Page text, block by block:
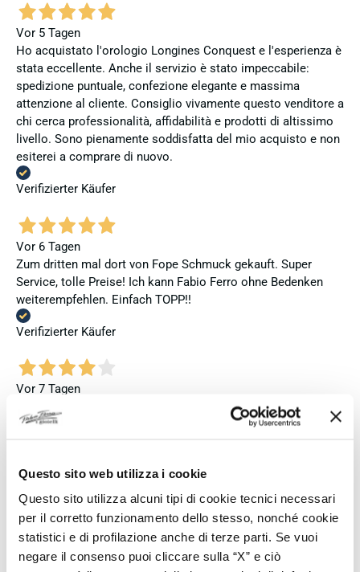
Questo sito web utilizza i cookie
Questo sito utilizza alcuni tipi di cookie tecnici necessari
per il corretto funzionamento dello stesso, nonché cookie
statistici e di profilazione anche di terze parti. Se vuoi
negare il consenso puoi cliccare sulla “X” e ciò
Vor 5 Tagen
Ho acquistato l'orologio Longines Conquest e l'esperienza è
stata eccellente. Anche il servizio è stato impeccabile:
spedizione puntuale, confezione elegante e massima
attenzione al cliente. Consiglio vivamente questo venditore a
chi cerca professionalità, affidabilità e prodotti di altissimo
livello. Sono pienamente soddisfatta del mio acquisto e non
esiterei a comprare di nuovo.
Verifizierter Käufer
Vor 6 Tagen
Zum dritten mal dort von Fope Schmuck gekauft. Super
Service, tolle Preise! Ich kann Fabio Ferro ohne Bedenken
weiterempfehlen. Einfach TOPP!!
Verifizierter Käufer
Vor 7 Tagen
Ich bin insgesamt mit meinem Kauf zufrieden. Die Uhr ist
neu, original und funktioniert einwandfrei. Besonders positiv
Seiko-Garantieschein. Der Versand war außerdem schnell.
Dennoch vergebe ich 4 statt 5 Sterne, da die Lieferung nicht
meinen Erwartungen an einen autorisierten Seiko-Händler
entsprach. Die Uhr kam ohne die üblichen Schutzfolien am
Armband, die Originalverpackung entsprach nicht der
Verpackung, die ich von diesem Modell aus offiziellen